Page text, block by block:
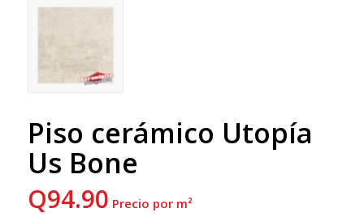
Piso cerámico Utopía
Us Bone
Q94.90 Precio por m²